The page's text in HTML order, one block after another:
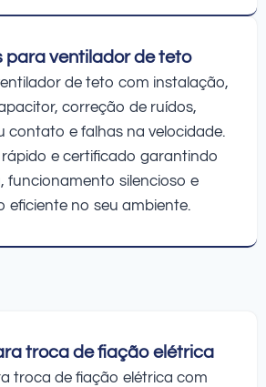
para ventilador de teto
de teto com instalação,
correção de ruídos,
contato e falhas na velocidade.
e certificado garantindo
funcionamento silencioso e
eficiente no seu ambiente.
troca de fiação elétrica
troca de fiação elétrica com